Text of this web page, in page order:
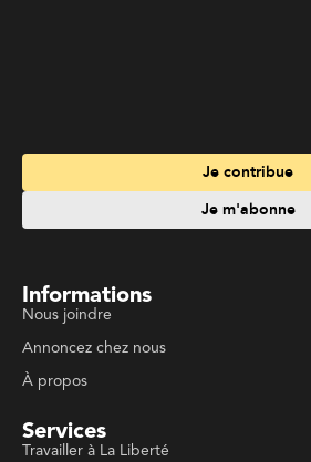
Informations
Services
Travailler à La Liberté
Emplois en français